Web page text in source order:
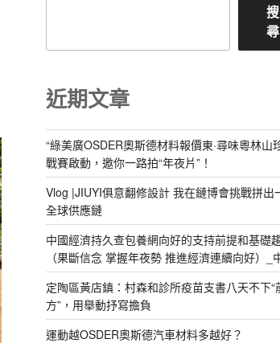
搜
尋
近期文章
“綠美廣OSDER奧斯德材料報價東·尋味粵林山
戰賽啟動，邀你一路拍“年夜片”！
Vlog |JIUYI俱意翻修設計 我在鏈博會挑戰拼出
全球供應鏈
中國經濟持久查包養網向好的支持前提和基礎
（果斷信念 掌握年夜勢 推進經濟連續向好）_
定陶區黃店鎮：村森和診所疫苗支書八天不下“
方”，用舉動抒寫擔負
運動越OSDER奧斯德汽車材料多越好？